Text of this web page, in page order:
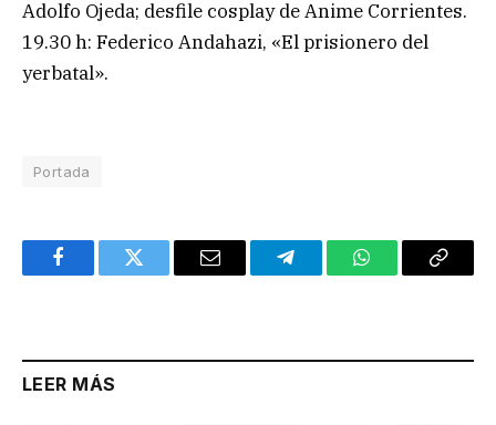
Adolfo Ojeda; desfile cosplay de Anime Corrientes.
19.30 h: Federico Andahazi, «El prisionero del
yerbatal».
Portada
FacebookTwitter Email TelegramWhatsAppCopy
LEER MÁS